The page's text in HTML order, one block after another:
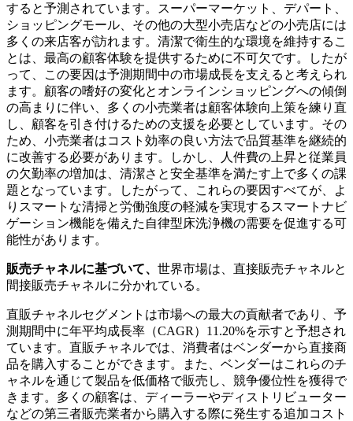
すると予測されています。スーパーマーケット、デパート、
ショッピングモール、その他の大型小売店などの小売店には
多くの来店客が訪れます。清潔で衛生的な環境を維持するこ
とは、最高の顧客体験を提供するために不可欠です。したが
って、この要因は予測期間中の市場成長を支えると考えられ
ます。顧客の嗜好の変化とオンラインショッピングへの傾倒
の高まりに伴い、多くの小売業者は顧客体験向上策を練り直
し、顧客を引き付けるための支援を必要としています。その
ため、小売業者はコスト効率の良い方法で品質基準を継続的
に改善する必要があります。しかし、人件費の上昇と従業員
の欠勤率の増加は、清潔さと安全基準を満たす上で多くの課
題となっています。したがって、これらの要因すべてが、よ
りスマートな清掃と労働強度の軽減を実現するスマートナビ
ゲーション機能を備えた自律型床洗浄機の需要を促進する可
能性があります。
販売チャネルに基づいて、 世界市場は、直接販売チャネルと
間接販売チャネルに分かれている。
直販チャネルセグメントは市場への最大の貢献者であり、予
測期間中に年平均成長率（CAGR）11.20%を示すと予想され
ています。直販チャネルでは、消費者はベンダーから直接商
品を購入することができます。また、ベンダーはこれらのチ
ャネルを通じて製品を低価格で販売し、競争優位性を獲得で
きます。多くの顧客は、ディーラーやディストリビューター
などの第三者販売業者から購入する際に発生する追加コスト